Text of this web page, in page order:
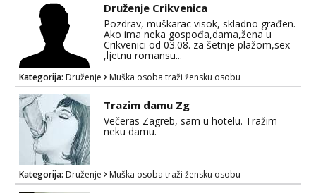
Druženje Crikvenica
Pozdrav, muškarac visok, skladno građen.
Ako ima neka gospođa,dama,žena u
Crikvenici od 03.08. za šetnje plažom,sex
,ljetnu romansu...
Kategorija: Druženje Muška osoba traži žensku osobu
Trazim damu Zg
Večeras Zagreb, sam u hotelu. Tražim
neku damu.
Kategorija: Druženje Muška osoba traži žensku osobu